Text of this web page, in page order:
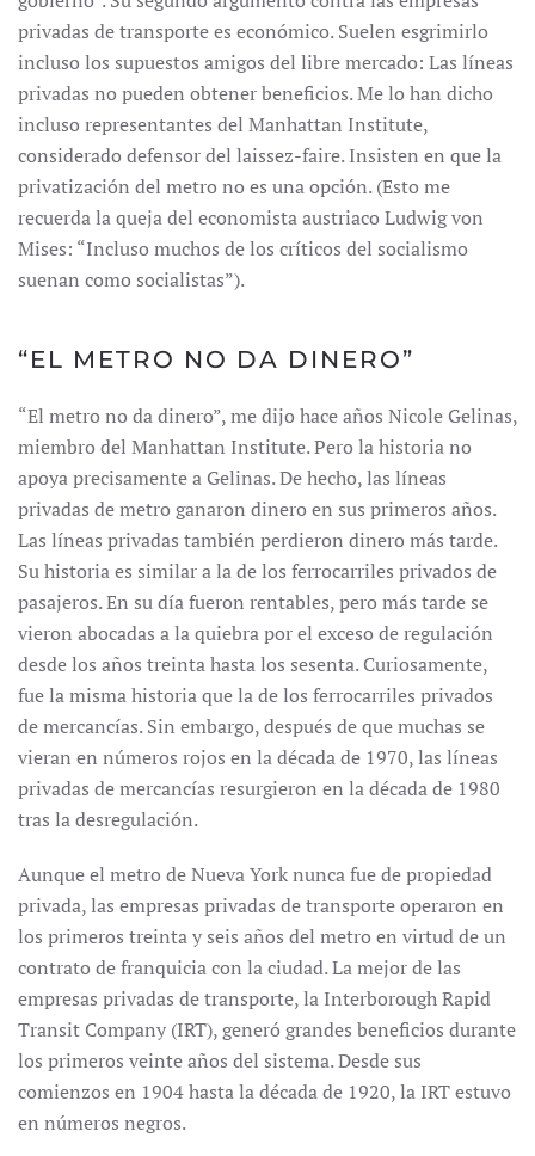
privadas de transporte es económico. Suelen esgrimirlo
incluso los supuestos amigos del libre mercado: Las líneas
privadas no pueden obtener beneficios. Me lo han dicho
incluso representantes del Manhattan Institute,
considerado defensor del laissez-faire. Insisten en que la
privatización del metro no es una opción. (Esto me
recuerda la queja del economista austriaco Ludwig von
Mises: “Incluso muchos de los críticos del socialismo
suenan como socialistas”).
“EL METRO NO DA DINERO”
“El metro no da dinero”, me dijo hace años Nicole Gelinas,
miembro del Manhattan Institute. Pero la historia no
apoya precisamente a Gelinas. De hecho, las líneas
privadas de metro ganaron dinero en sus primeros años.
Las líneas privadas también perdieron dinero más tarde.
Su historia es similar a la de los ferrocarriles privados de
pasajeros. En su día fueron rentables, pero más tarde se
vieron abocadas a la quiebra por el exceso de regulación
desde los años treinta hasta los sesenta. Curiosamente,
fue la misma historia que la de los ferrocarriles privados
de mercancías. Sin embargo, después de que muchas se
vieran en números rojos en la década de 1970, las líneas
privadas de mercancías resurgieron en la década de 1980
tras la desregulación.
Aunque el metro de Nueva York nunca fue de propiedad
privada, las empresas privadas de transporte operaron en
los primeros treinta y seis años del metro en virtud de un
contrato de franquicia con la ciudad. La mejor de las
empresas privadas de transporte, la Interborough Rapid
Transit Company (IRT), generó grandes beneficios durante
los primeros veinte años del sistema. Desde sus
comienzos en 1904 hasta la década de 1920, la IRT estuvo
en números negros.